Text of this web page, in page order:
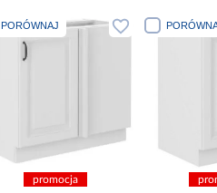
PORÓWNAJ
promocja